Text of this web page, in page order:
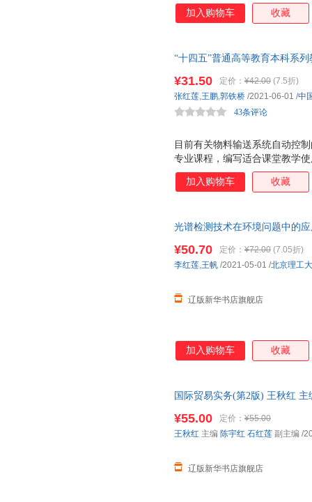
关系，并以地域为界，简要分
茂、条理清晰地展现了中国传
加入购物车 收藏
“十四五”普通高等教育本科系
制线路及控制程序并进行调试。
目前有关物料输送系统自动控
专业课程，编写适合课堂教学
气控制技术基础和物料输送设
基础包含继电器接触器控制和
应用；物料输送设备及系统控
设备的控制、火电厂运煤系统
¥31.50 定价： ¥42.00 (7.5折)
43条评论
张红莲,王鹏,郭铁桥 /2021-06-01 /中
加入购物车 收藏
光谱检测技术在环境问题中的
¥50.70 定价： ¥72.00 (7.05折)
辽版新华书店旗舰店
李红莲,王帆 /2021-05-01 /北京理工
加入购物车 收藏
国际贸易实务(第2版) 王秋红 主
¥55.00 定价： ¥55.00
辽版新华书店旗舰店
王秋红 主编 陈宇红 石红莲 副主编 /